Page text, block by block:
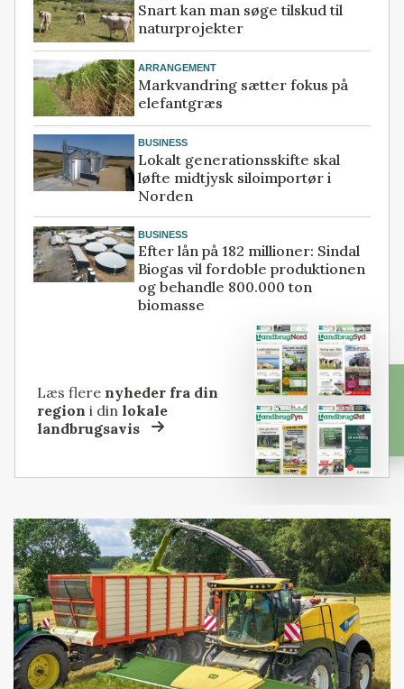
Snart kan man søge tilskud til
naturprojekter
ARRANGEMENT
Markvandring sætter fokus på
elefantgræs
BUSINESS
Lokalt generationsskifte skal
løfte midtjysk siloimportør i
Norden
BUSINESS
Efter lån på 182 millioner: Sindal
Biogas vil fordoble produktionen
og behandle 800.000 ton
biomasse
Læs flere nyheder fra din
region i dinlokale
landbrugsavis